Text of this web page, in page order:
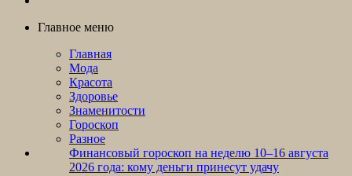
Главное меню
Главная
Мода
Красота
Здоровье
Знаменитости
Гороскоп
Разное
Финансовый гороскоп на неделю 10–16 августа
2026 года: кому деньги принесут удачу